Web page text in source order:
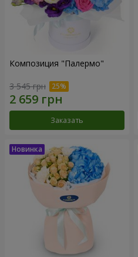
Композиция "Палермо"
3 545 грн
Заказать